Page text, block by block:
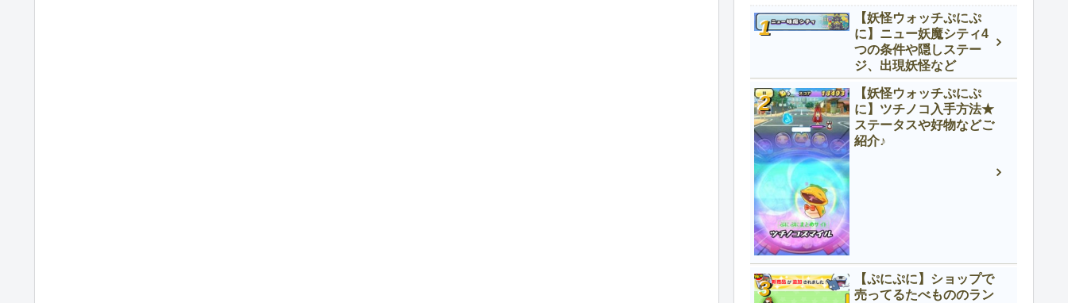
【妖怪ウォッチぷにぷ
に】ニュー妖魔シティ4
つの条件や隠しステー
ジ、出現妖怪など
【妖怪ウォッチぷにぷ
に】ツチノコ入手方法★
ステータスや好物などご
紹介♪
【ぷにぷに】ショップで
売ってるたべもののラン